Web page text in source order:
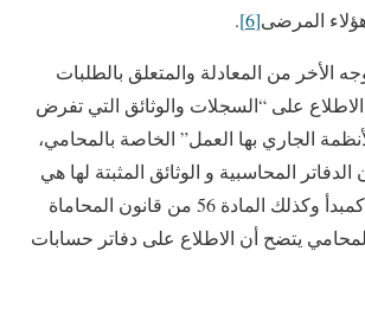
المرضى[6]
.
من المعادلة والمتعلق بالطلبات
الاطلاع على “السجلات والوثائق التي تفرض
الجاري بها العمل” الخاصة بالمحامي،
المحاسبية و الوثائق المثبتة لها هي
التي تخضع للاطلاع كمبدأ وكذلك المادة 56 من قانون المحاماة
يتضح أن الاطلاع على دفاتر حسابات